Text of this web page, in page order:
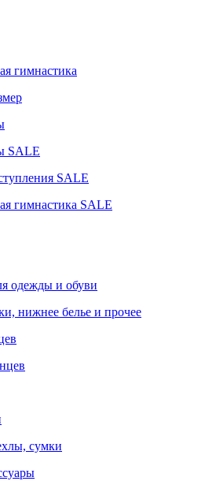
гимнастика
SALE
SALE
гимнастика SALE
одежды и обуви
нижнее белье и прочее
сумки